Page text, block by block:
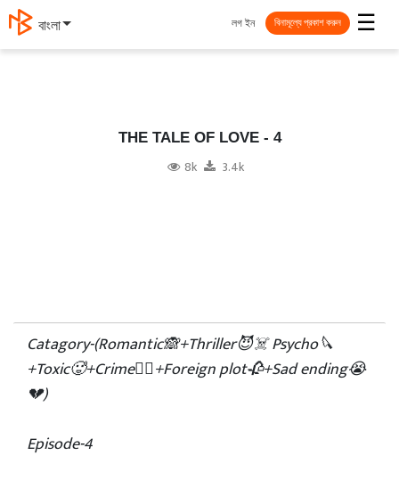
বাংলা ☰
লগ ইন বিনামূল্যে প্রকাশ করুন
THE TALE OF LOVE - 4
8k 3.4k
Catagory-(Romantic🙈+Thriller😈☠️ Psycho🔪
+Toxic🥵+Crime🦹‍♀️+Foreign plot🥀+Sad ending😭
💔)
Episode-4